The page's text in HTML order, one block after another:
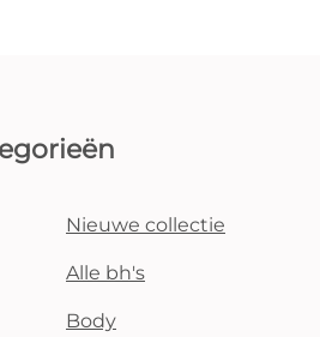
Nieuwe collectie
Alle bh's
Body